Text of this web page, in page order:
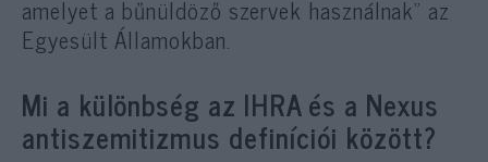
amelyet a bűnüldöző szervek használnak” az
Egyesült Államokban.
Mi a különbség az IHRA és a Nexus
antiszemitizmus definíciói között?